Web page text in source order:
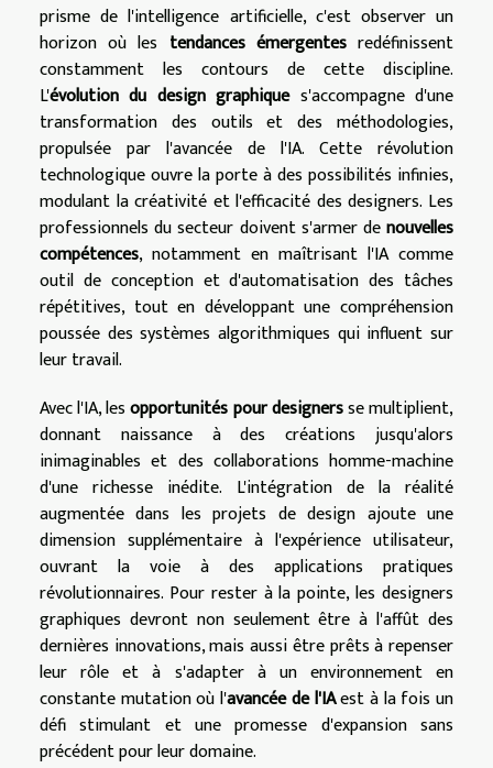
prisme de l'intelligence artificielle, c'est observer un
horizon où les tendances émergentesredéfinissent
constamment les contours de cette discipline.
L'évolution du design graphiques'accompagne d'une
transformation des outils et des méthodologies,
propulsée par l'avancée de l'IA. Cette révolution
technologique ouvre la porte à des possibilités infinies,
modulant la créativité et l'efficacité des designers. Les
professionnels du secteur doivent s'armer denouvelles
compétences, notamment en maîtrisant l'IA comme
outil de conception et d'automatisation des tâches
répétitives, tout en développant une compréhension
poussée des systèmes algorithmiques qui influent sur
leur travail.
Avec l'IA, lesopportunités pour designersse multiplient,
donnant naissance à des créations jusqu'alors
inimaginables et des collaborations homme-machine
d'une richesse inédite. L'intégration de la réalité
augmentée dans les projets de design ajoute une
dimension supplémentaire à l'expérience utilisateur,
ouvrant la voie à des applications pratiques
révolutionnaires. Pour rester à la pointe, les designers
graphiques devront non seulement être à l'affût des
dernières innovations, mais aussi être prêts à repenser
leur rôle et à s'adapter à un environnement en
constante mutation où l'avancée de l'IAest à la fois un
défi stimulant et une promesse d'expansion sans
précédent pour leur domaine.